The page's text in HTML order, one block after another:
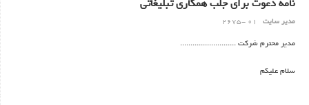
نامه دعوت برای جلب همکاری تبلیغاتی
مدیر سایت 01 -2675
مدیر محترم شرکت ...........................
سلام علیکم